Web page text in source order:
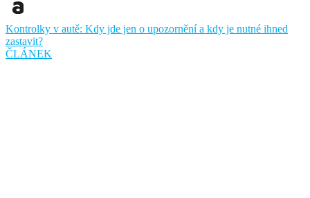
Kontrolky v autě: Kdy jde jen o upozornění a kdy je nutné ihned
zastavit?
ČLÁNEK